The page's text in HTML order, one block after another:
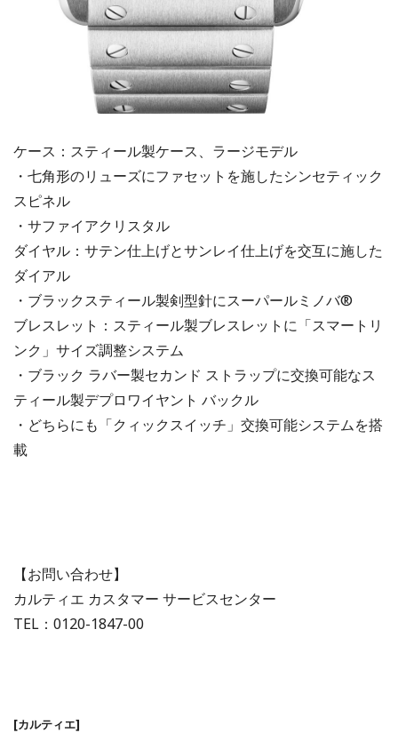
ケース：スティール製ケース、ラージモデル
・七角形のリューズにファセットを施したシンセティック
スピネル
・サファイアクリスタル
ダイヤル：サテン仕上げとサンレイ仕上げを交互に施した
ダイアル
・ブラックスティール製剣型針にスーパールミノバ®
ブレスレット：スティール製ブレスレットに「スマートリ
ンク」サイズ調整システム
・ブラック ラバー製セカンド ストラップに交換可能なス
ティール製デプロワイヤント バックル
・どちらにも「クィックスイッチ」交換可能システムを搭
載
【お問い合わせ】
カルティエ カスタマー サービスセンター
TEL：0120-1847-00
[カルティエ]